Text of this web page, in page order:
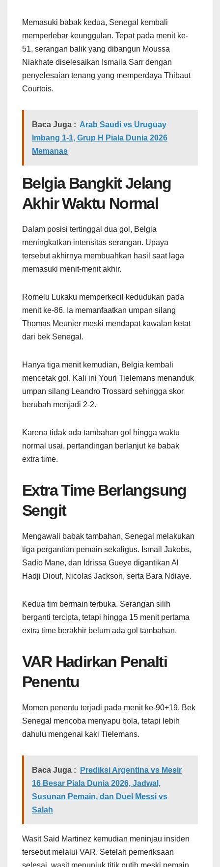
Memasuki babak kedua, Senegal kembali
memperlebar keunggulan. Tepat pada menit ke-
51, serangan balik yang dibangun Moussa
Niakhate diselesaikan Ismaila Sarr dengan
penyelesaian tenang yang memperdaya Thibaut
Courtois.
Baca Juga : Arab Saudi vs Uruguay
Imbang 1-1, Grup H Piala Dunia 2026
Memanas
Belgia Bangkit Jelang
Akhir Waktu Normal
Dalam posisi tertinggal dua gol, Belgia
meningkatkan intensitas serangan. Upaya
tersebut akhirnya membuahkan hasil saat laga
memasuki menit-menit akhir.
Romelu Lukaku memperkecil kedudukan pada
menit ke-86. Ia memanfaatkan umpan silang
Thomas Meunier meski mendapat kawalan ketat
dari bek Senegal.
Hanya tiga menit kemudian, Belgia kembali
mencetak gol. Kali ini Youri Tielemans menanduk
umpan silang Leandro Trossard sehingga skor
berubah menjadi 2-2.
Karena tidak ada tambahan gol hingga waktu
normal usai, pertandingan berlanjut ke babak
extra time.
Extra Time Berlangsung
Sengit
Mengawali babak tambahan, Senegal melakukan
tiga pergantian pemain sekaligus. Ismail Jakobs,
Sadio Mane, dan Idrissa Gueye digantikan Al
Hadji Diouf, Nicolas Jackson, serta Bara Ndiaye.
Kedua tim bermain terbuka. Serangan silih
berganti tercipta, tetapi hingga 15 menit pertama
extra time berakhir belum ada gol tambahan.
VAR Hadirkan Penalti
Penentu
Momen penentu terjadi pada menit ke-90+19. Bek
Senegal mencoba menyapu bola, tetapi lebih
dahulu mengenai kaki Tielemans.
Baca Juga :
Prediksi Argentina vs Mesir
16 Besar Piala Dunia 2026, Jadwal,
Susunan Pemain, dan Duel Messi vs
Salah
Wasit Said Martinez kemudian meninjau insiden
tersebut melalui VAR. Setelah pemeriksaan
selesai, wasit menunjuk titik putih meski pemain